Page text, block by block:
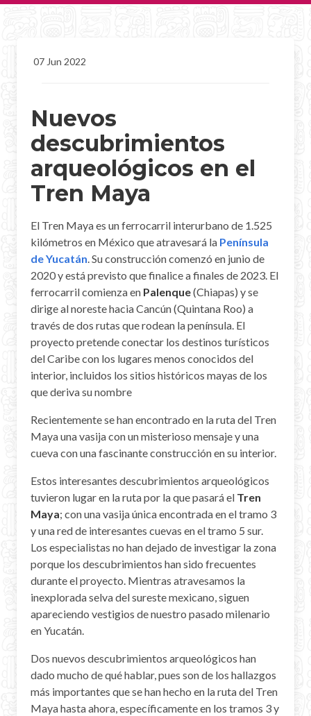
Chichen Itza History
Chichen Itza Hotel
Location
Equinox
Night Show
Mayan Calendar
Mayan Predictions
SHOP
BLOG
ENGLISH
07 Jun 2022
Nuevos
descubrimientos
arqueológicos en el
Tren Maya
El Tren Maya es un ferrocarril interurbano de 1.525
kilómetros en México que atravesará la Península
de Yucatán. Su construcción comenzó en junio de
2020 y está previsto que finalice a finales de 2023. El
ferrocarril comienza en Palenque(Chiapas) y se
dirige al noreste hacia Cancún (Quintana Roo) a
través de dos rutas que rodean la península. El
proyecto pretende conectar los destinos turísticos
del Caribe con los lugares menos conocidos del
interior, incluidos los sitios históricos mayas de los
que deriva su nombre
Recientemente se han encontrado en la ruta del Tren
Maya una vasija con un misterioso mensaje y una
cueva con una fascinante construcción en su interior.
Estos interesantes descubrimientos arqueológicos
tuvieron lugar en la ruta por la que pasará el Tren
Maya; con una vasija única encontrada en el tramo 3
y una red de interesantes cuevas en el tramo 5 sur.
Los especialistas no han dejado de investigar la zona
porque los descubrimientos han sido frecuentes
durante el proyecto. Mientras atravesamos la
inexplorada selva del sureste mexicano, siguen
apareciendo vestigios de nuestro pasado milenario
en Yucatán.
Dos nuevos descubrimientos arqueológicos han
dado mucho de qué hablar, pues son de los hallazgos
más importantes que se han hecho en la ruta del Tren
Maya hasta ahora, específicamente en los tramos 3 y